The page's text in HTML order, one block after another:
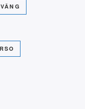
VÂNG